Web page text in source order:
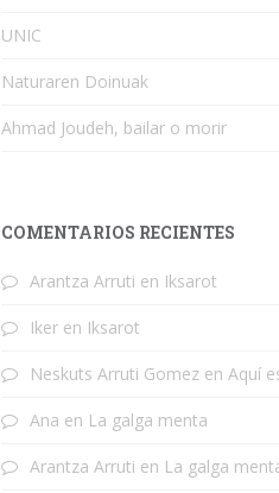
UNIC
Naturaren Doinuak
Ahmad Joudeh, bailar o morir
COMENTARIOS RECIENTES
Arantza Arruti en Iksarot
Iker en Iksarot
Neskuts Arruti Gomez en Aquí
Ana en La galga menta
Arantza Arruti en La galga